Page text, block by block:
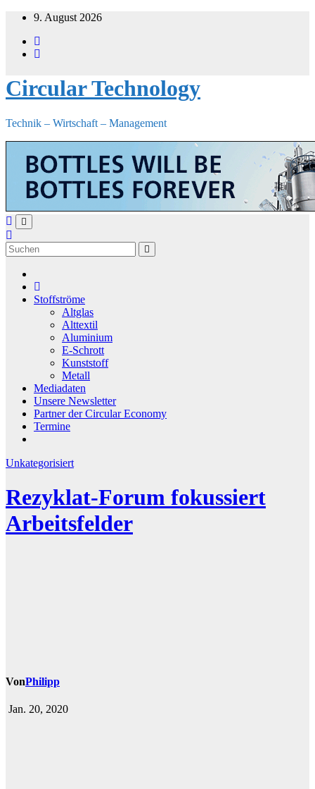
Zum
springen
9. August 2026
Circular Technology
Technik – Wirtschaft – Management
Stoffströme
Altglas
Alttextil
Aluminium
E-Schrott
Kunststoff
Metall
Mediadaten
Unsere Newsletter
Partner der Circular Economy
Termine
Unkategorisiert
Rezy­klat-Forum fokus­siert
Arbeits­felder
VonPhilipp
Jan. 20, 2020